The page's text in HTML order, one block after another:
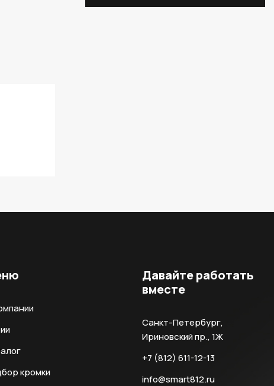
кромки
Давайте работать
вместе
Санкт-Петербург,
Ириновский пр., 1Ж
+7 (812) 611-12-13
info@smart812.ru